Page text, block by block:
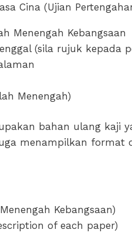
Cina (Ujian
Menengah Kebangsaan
(sila rujuk kepada
Menengah)
bahan ulang
menampilkan
Kebangsaan)
of each paper)